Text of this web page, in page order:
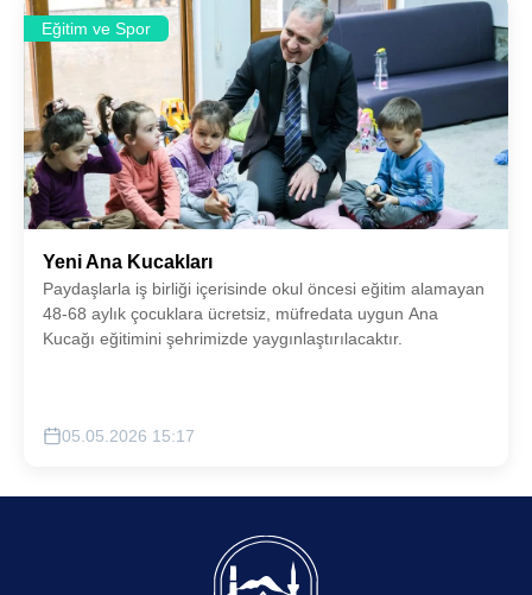
Eğitim ve Spor
Yeni Ana Kucakları
Paydaşlarla iş birliği içerisinde okul öncesi eğitim alamayan
48-68 aylık çocuklara ücretsiz, müfredata uygun Ana
Kucağı eğitimini şehrimizde yaygınlaştırılacaktır.
05.05.2026 15:17